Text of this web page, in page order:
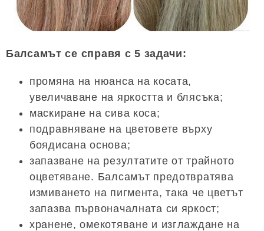
Балсамът се справя с 5 задачи:
промяна на нюанса на косата,
увеличаване на яркостта и блясъка;
маскиране на сива коса;
подравняване на цветовете върху
боядисана основа;
запазване на резултатите от трайното
оцветяване. Балсамът предотвратява
измиването на пигмента, така че цветът
запазва първоначалната си яркост;
хранене, омекотяване и изглаждане на